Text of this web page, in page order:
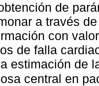
de
a través
con
de falla
estimación de
central en